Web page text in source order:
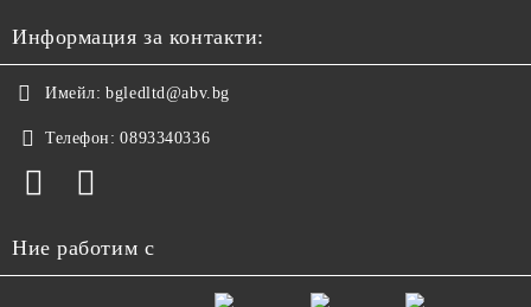
Информация за контакти:
Имейл: bgledltd@abv.bg
Телефон: 0893340336
Ние работим с